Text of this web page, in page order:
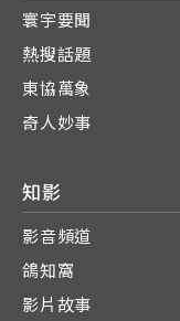
寰宇要聞
熱搜話題
東協萬象
奇人妙事
知影
影音頻道
鴿知窩
影片故事